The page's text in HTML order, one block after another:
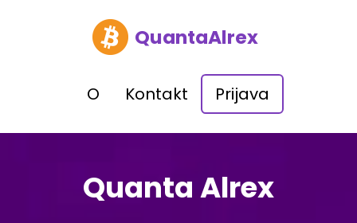
QuantaAlrex
O Kontakt Prijava
Quanta Alrex